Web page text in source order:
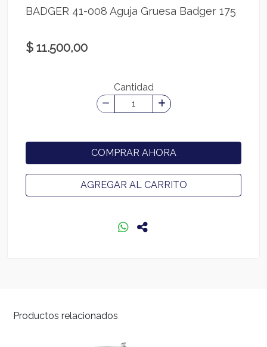
BADGER 41-008 Aguja Gruesa Badger 175
$ 11.500,00
Cantidad
COMPRAR AHORA
AGREGAR AL CARRITO
Productos relacionados